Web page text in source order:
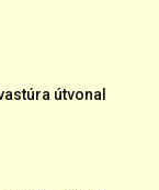
útvonal